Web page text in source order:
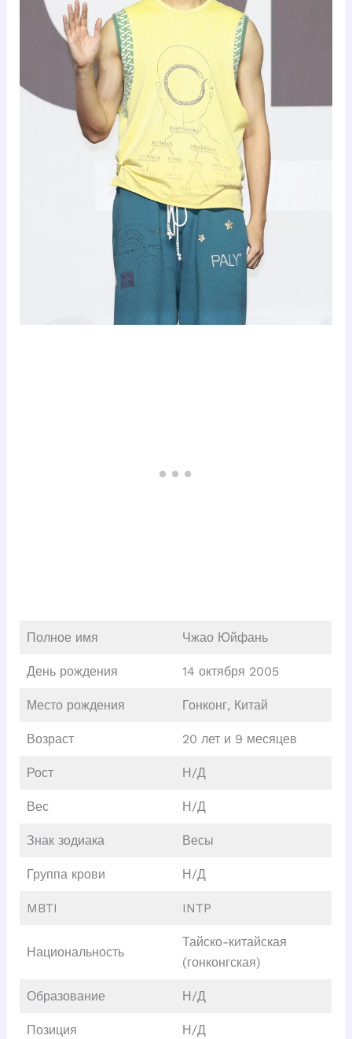
Полное имя Чжао Юйфань
День рождения 14 октября 2005
Место рождения Гонконг, Китай
Возраст 20 лет и 9 месяцев
Рост Н/Д
Вес Н/Д
Знак зодиака Весы
Группа крови Н/Д
MBTI INTP
Национальность
Тайско-китайская
(гонконгская)
Образование Н/Д
Позиция Н/Д